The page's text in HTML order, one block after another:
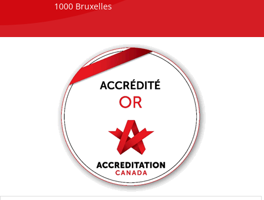
1000 Bruxelles